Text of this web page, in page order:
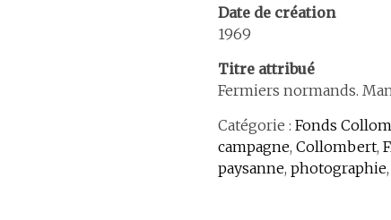
Date de création
1969
Titre attribué
Fermiers normands.
Catégorie : Fonds
campagne, Collombert,
paysanne, photographie,